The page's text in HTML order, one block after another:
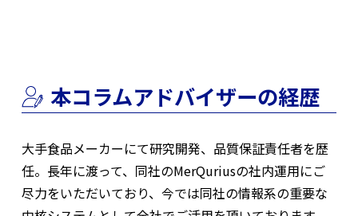
本コラムアドバイザーの経歴
大手食品メーカーにて研究開発、品質保証責任者を歴
任。長年に渡って、同社のMerQuriusの社内運用にご
尽力をいただいており、今では同社の情報系の重要な